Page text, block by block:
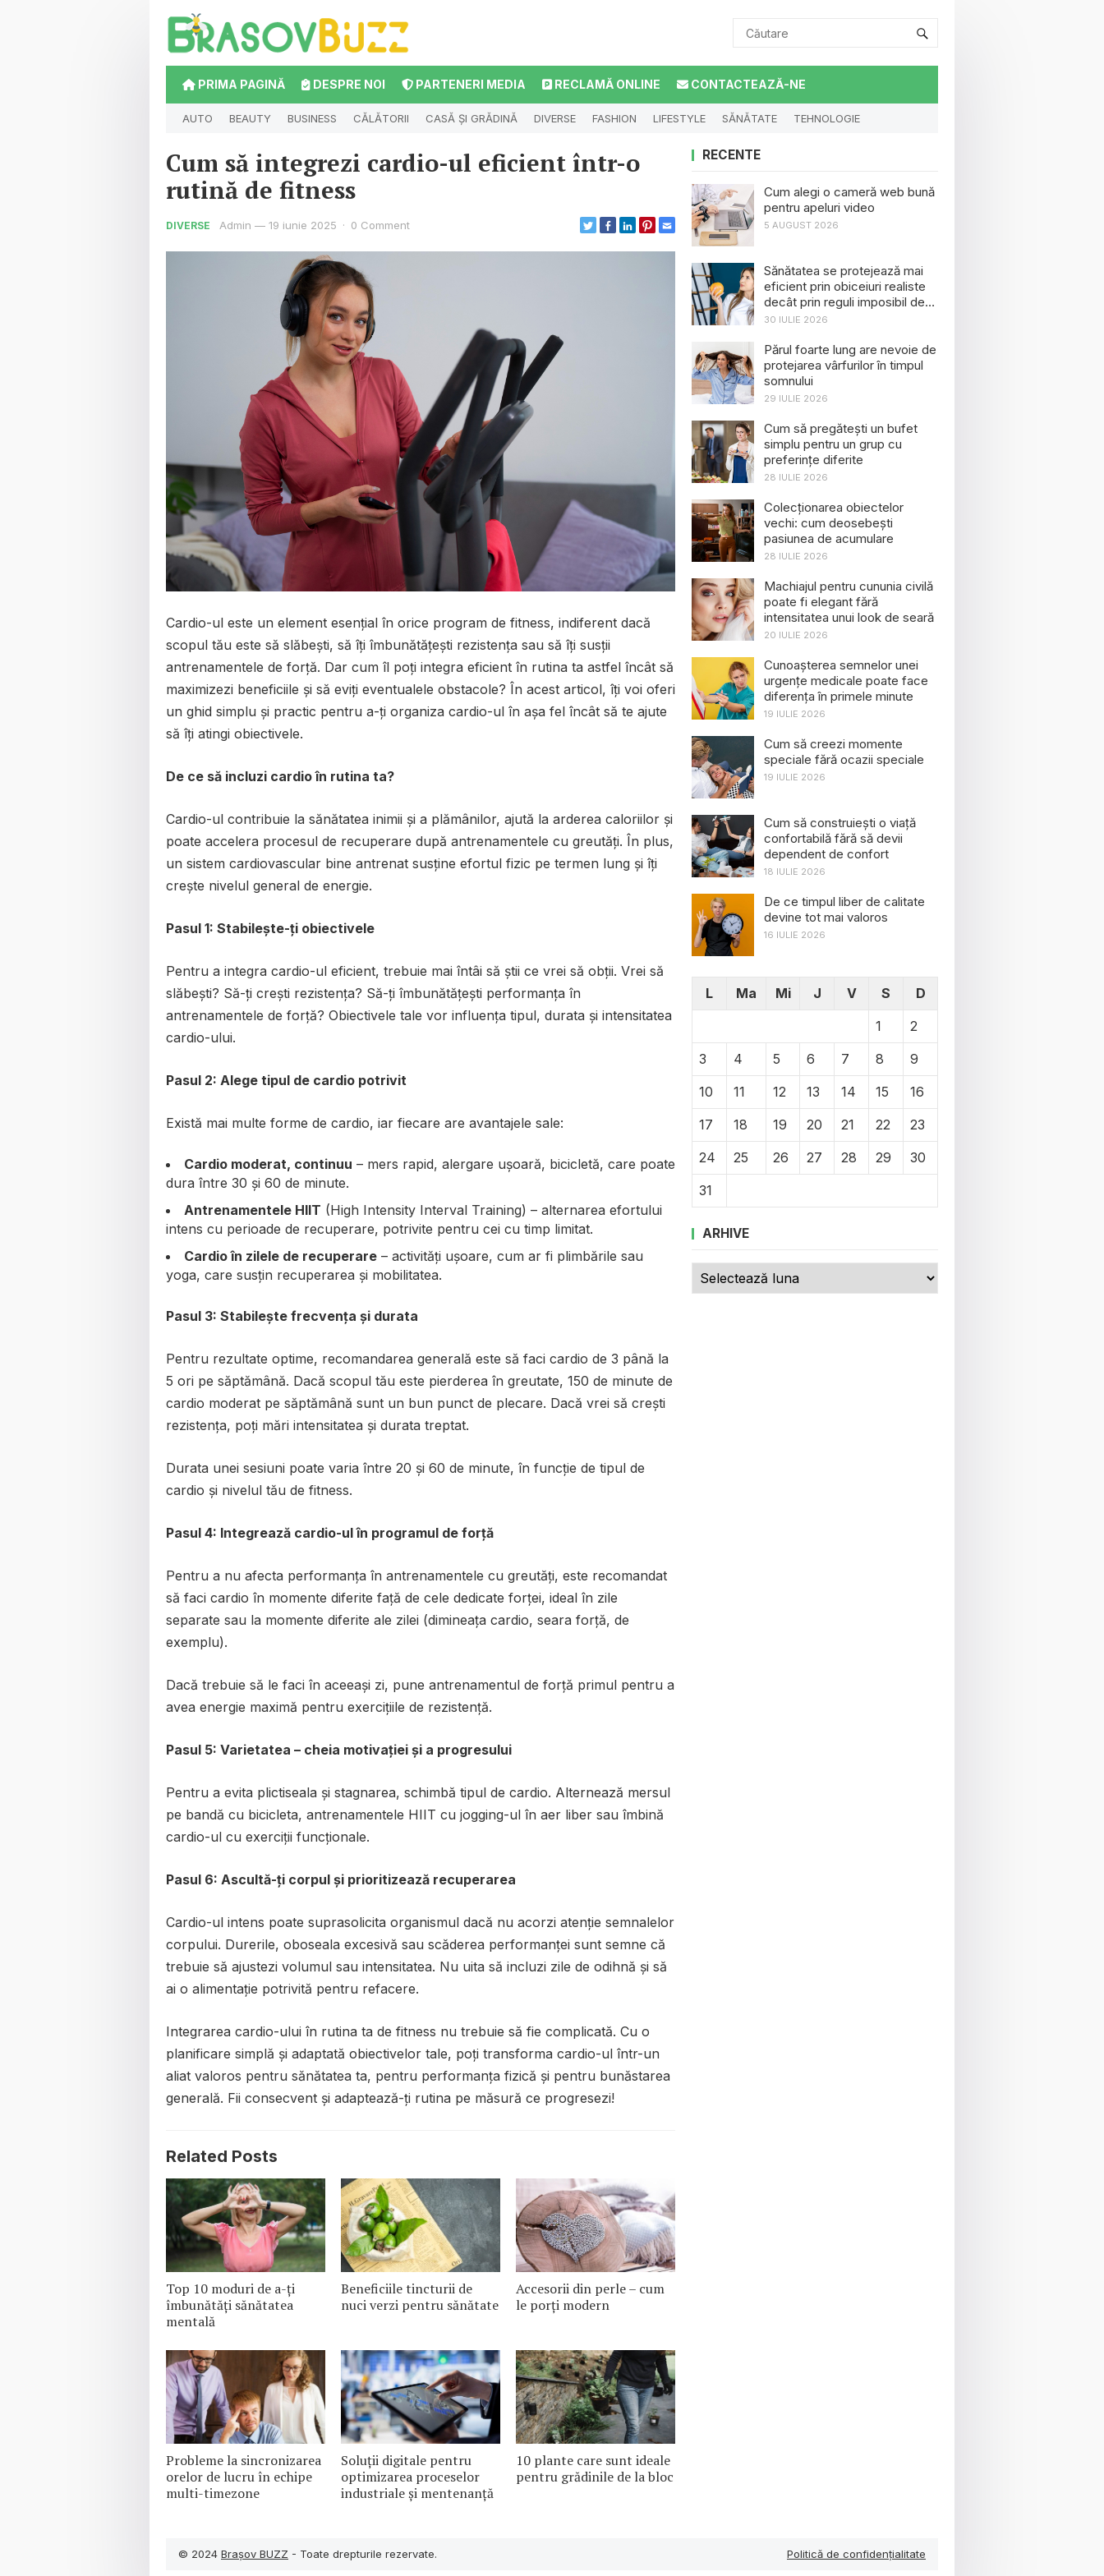
PRIMA PAGINĂ DESPRE NOI PARTENERI MEDIA RECLAMĂ ONLINE CONTACTEAZĂ-NE
AUTO BEAUTY BUSINESS CĂLĂTORII CASĂ ȘI GRĂDINĂ DIVERSE FASHION LIFESTYLE SĂNĂTATE TEHNOLOGIE
Cum să integrezi cardio-ul eficient într-o
rutină de fitness
DIVERSE Admin — 19 iunie 2025 · 0 Comment
Cardio-ul este un element esențial în orice program de fitness, indiferent dacă
scopul tău este să slăbești, să îți îmbunătățești rezistența sau să îți susții
antrenamentele de forță. Dar cum îl poți integra eficient în rutina ta astfel încât să
maximizezi beneficiile și să eviți eventualele obstacole? În acest articol, îți voi oferi
un ghid simplu și practic pentru a-ți organiza cardio-ul în așa fel încât să te ajute
să îți atingi obiectivele.
De ce să incluzi cardio în rutina ta?
Cardio-ul contribuie la sănătatea inimii și a plămânilor, ajută la arderea caloriilor și
poate accelera procesul de recuperare după antrenamentele cu greutăți. În plus,
un sistem cardiovascular bine antrenat susține efortul fizic pe termen lung și îți
crește nivelul general de energie.
Pasul 1: Stabilește-ți obiectivele
Pentru a integra cardio-ul eficient, trebuie mai întâi să știi ce vrei să obții. Vrei să
slăbești? Să-ți crești rezistența? Să-ți îmbunătățești performanța în
antrenamentele de forță? Obiectivele tale vor influența tipul, durata și intensitatea
cardio-ului.
Pasul 2: Alege tipul de cardio potrivit
Există mai multe forme de cardio, iar fiecare are avantajele sale:
Cardio moderat, continuu – mers rapid, alergare ușoară, bicicletă, care poate
dura între 30 și 60 de minute.
Antrenamentele HIIT (High Intensity Interval Training) – alternarea efortului
intens cu perioade de recuperare, potrivite pentru cei cu timp limitat.
Cardio în zilele de recuperare – activități ușoare, cum ar fi plimbările sau
yoga, care susțin recuperarea și mobilitatea.
Pasul 3: Stabilește frecvența și durata
Pentru rezultate optime, recomandarea generală este să faci cardio de 3 până la
5 ori pe săptămână. Dacă scopul tău este pierderea în greutate, 150 de minute de
cardio moderat pe săptămână sunt un bun punct de plecare. Dacă vrei să crești
rezistența, poți mări intensitatea și durata treptat.
Durata unei sesiuni poate varia între 20 și 60 de minute, în funcție de tipul de
cardio și nivelul tău de fitness.
Pasul 4: Integrează cardio-ul în programul de forță
Pentru a nu afecta performanța în antrenamentele cu greutăți, este recomandat
să faci cardio în momente diferite față de cele dedicate forței, ideal în zile
separate sau la momente diferite ale zilei (dimineața cardio, seara forță, de
exemplu).
Dacă trebuie să le faci în aceeași zi, pune antrenamentul de forță primul pentru a
avea energie maximă pentru exercițiile de rezistență.
Pasul 5: Varietatea – cheia motivației și a progresului
Pentru a evita plictiseala și stagnarea, schimbă tipul de cardio. Alternează mersul
pe bandă cu bicicleta, antrenamentele HIIT cu jogging-ul în aer liber sau îmbină
cardio-ul cu exerciții funcționale.
Pasul 6: Ascultă-ți corpul și prioritizează recuperarea
Cardio-ul intens poate suprasolicita organismul dacă nu acorzi atenție semnalelor
corpului. Durerile, oboseala excesivă sau scăderea performanței sunt semne că
trebuie să ajustezi volumul sau intensitatea. Nu uita să incluzi zile de odihnă și să
ai o alimentație potrivită pentru refacere.
Integrarea cardio-ului în rutina ta de fitness nu trebuie să fie complicată. Cu o
planificare simplă și adaptată obiectivelor tale, poți transforma cardio-ul într-un
aliat valoros pentru sănătatea ta, pentru performanța fizică și pentru bunăstarea
generală. Fii consecvent și adaptează-ți rutina pe măsură ce progresezi!
Related Posts
Top 10 moduri de a-ți
îmbunătăți sănătatea
mentală
Beneficiile tincturii de
nuci verzi pentru sănătate
Accesorii din perle – cum
le porți modern
Probleme la sincronizarea
orelor de lucru în echipe
multi-timezone
Soluții digitale pentru
optimizarea proceselor
industriale și mentenanță
10 plante care sunt ideale
pentru grădinile de la bloc
RECENTE
Cum alegi o cameră web bună
pentru apeluri video
5 AUGUST 2026
Sănătatea se protejează mai
eficient prin obiceiuri realiste
decât prin reguli imposibil de
menținut
30 IULIE 2026
Părul foarte lung are nevoie de
protejarea vârfurilor în timpul
somnului
29 IULIE 2026
Cum să pregătești un bufet
simplu pentru un grup cu
preferințe diferite
28 IULIE 2026
Colecționarea obiectelor
vechi: cum deosebești
pasiunea de acumulare
28 IULIE 2026
Machiajul pentru cununia civilă
poate fi elegant fără
intensitatea unui look de seară
20 IULIE 2026
Cunoașterea semnelor unei
urgențe medicale poate face
diferența în primele minute
19 IULIE 2026
Cum să creezi momente
speciale fără ocazii speciale
19 IULIE 2026
Cum să construiești o viață
confortabilă fără să devii
dependent de confort
18 IULIE 2026
De ce timpul liber de calitate
devine tot mai valoros
16 IULIE 2026
L Ma Mi J V S
D
1
2
3
4 5 6 7 8
9
10
11 12 13 14 15
16
17
18 19 20 21 22
23
24
25 26 27 28 29
30
31
ARHIVE
Arhive
© 2024 Brașov BUZZ - Toate drepturile rezervate. Politică de confidențialitate